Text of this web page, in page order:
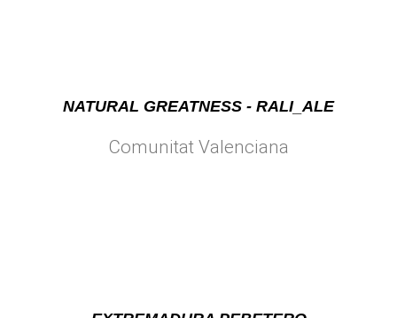
NATURAL GREATNESS - RALI_ALE
Comunitat Valenciana